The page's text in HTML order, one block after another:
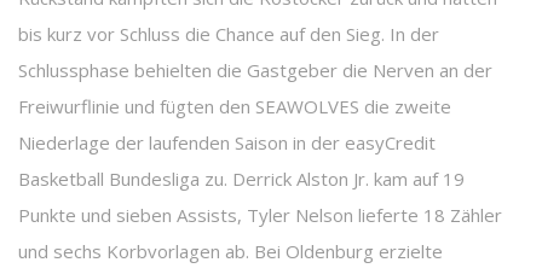
bis kurz vor Schluss die Chance auf den Sieg. In der
Schlussphase behielten die Gastgeber die Nerven an der
Freiwurflinie und fügten den SEAWOLVES die zweite
Niederlage der laufenden Saison in der easyCredit
Basketball Bundesliga zu. Derrick Alston Jr. kam auf 19
Punkte und sieben Assists, Tyler Nelson lieferte 18 Zähler
und sechs Korbvorlagen ab. Bei Oldenburg erzielte